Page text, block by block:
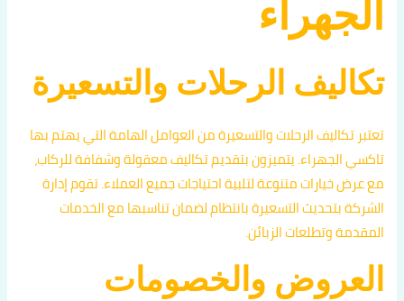
الجهراء
تكاليف الرحلات والتسعيرة
تعتبر تكاليف الرحلات والتسعيرة من العوامل الهامة التي يهتم بها
تاكسي الجهراء. يتميزون بتقديم تكاليف معقولة وشفافة للركاب،
مع عرض خيارات متنوعة لتلبية احتياجات جميع العملاء. تقوم إدارة
الشركة بتحديث التسعيرة بانتظام لضمان تناسبها مع الخدمات
المقدمة وتطلعات الزبائن.
العروض والخصومات